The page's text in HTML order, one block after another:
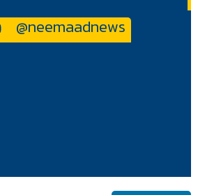
@neemaadnews